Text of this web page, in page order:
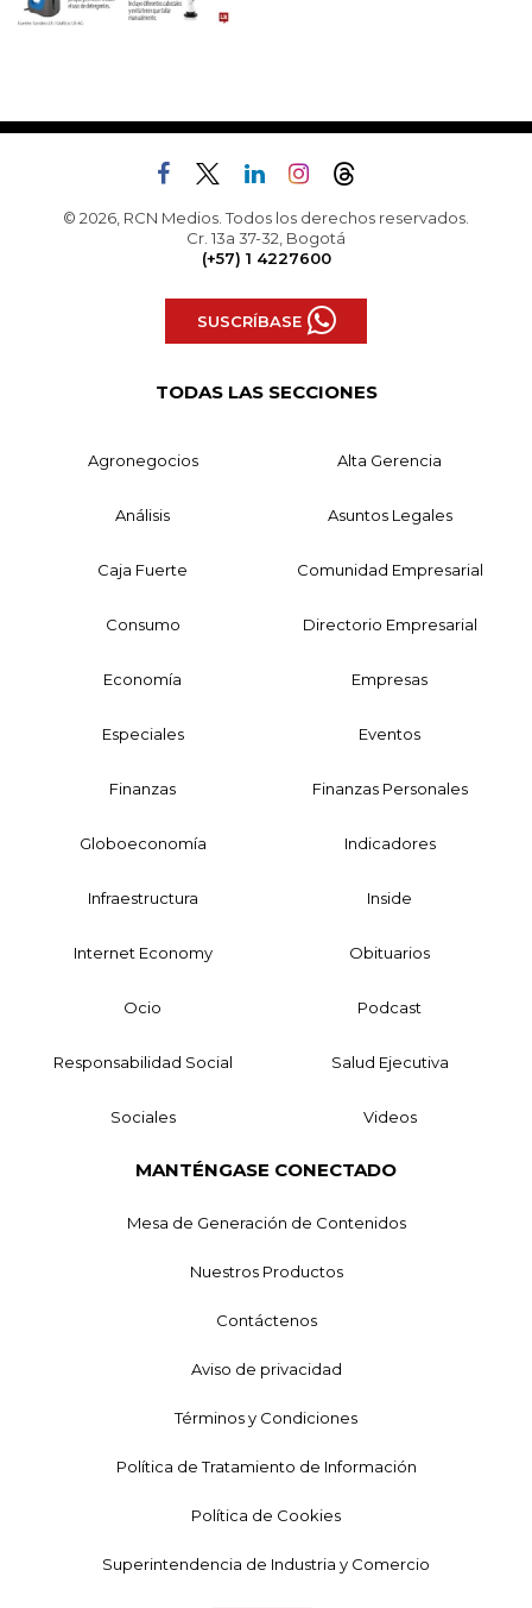
© 2026, RCN Medios. Todos los derechos reservados.
Cr. 13a 37-32, Bogotá
(+57) 1 4227600
SUSCRÍBASE
TODAS LAS SECCIONES
Agronegocios Alta Gerencia
Análisis Asuntos Legales
Caja Fuerte Comunidad Empresarial
Consumo Directorio Empresarial
Economía Empresas
Especiales Eventos
Finanzas Finanzas Personales
Globoeconomía Indicadores
Infraestructura Inside
Internet Economy Obituarios
Ocio Podcast
Responsabilidad Social Salud Ejecutiva
Sociales Videos
MANTÉNGASE CONECTADO
Mesa de Generación de Contenidos
Nuestros Productos
Contáctenos
Aviso de privacidad
Términos y Condiciones
Política de Tratamiento de Información
Política de Cookies
Superintendencia de Industria y Comercio